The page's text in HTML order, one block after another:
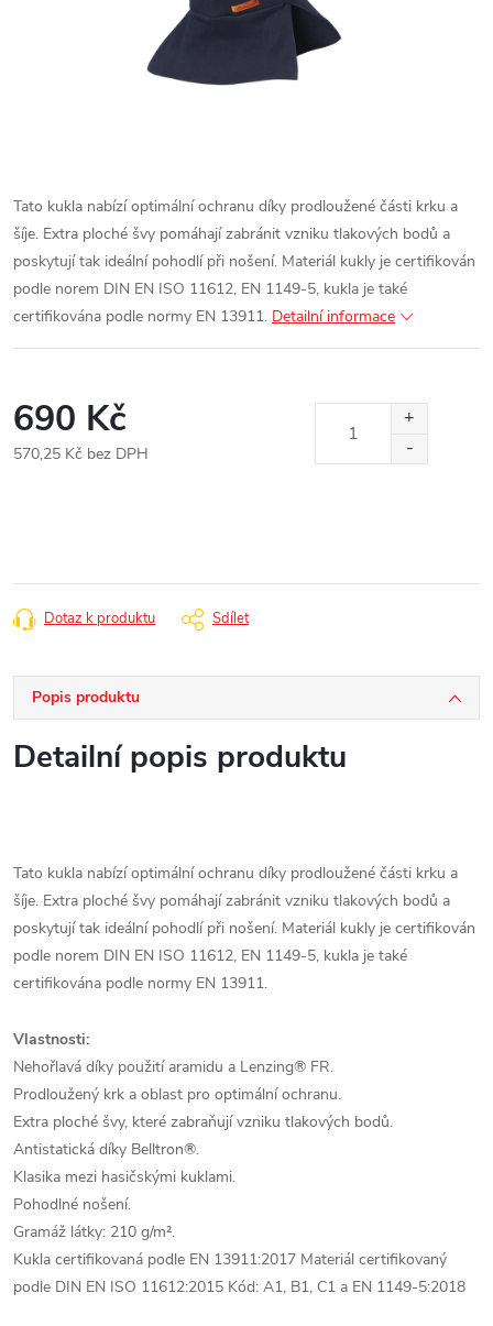
Tato kukla nabízí optimální ochranu díky prodloužené části krku a
šíje. Extra ploché švy pomáhají zabránit vzniku tlakových bodů a
poskytují tak ideální pohodlí při nošení. Materiál kukly je certifikován
podle norem DIN EN ISO 11612, EN 1149-5, kukla je také
certifikována podle normy EN 13911. Detailní informace
690 Kč
570,25 Kč bez DPH
Dotaz k produktu Sdílet
Popis produktu
Detailní popis produktu
Tato kukla nabízí optimální ochranu díky prodloužené části krku a
šíje. Extra ploché švy pomáhají zabránit vzniku tlakových bodů a
poskytují tak ideální pohodlí při nošení. Materiál kukly je certifikován
podle norem DIN EN ISO 11612, EN 1149-5, kukla je také
certifikována podle normy EN 13911.
Vlastnosti:
Nehořlavá díky použití aramidu a Lenzing® FR.
Prodloužený krk a oblast pro optimální ochranu.
Extra ploché švy, které zabraňují vzniku tlakových bodů.
Antistatická díky Belltron®.
Klasika mezi hasičskými kuklami.
Pohodlné nošení.
Gramáž látky: 210 g/m².
Kukla certifikovaná podle EN 13911:2017 Materiál certifikovaný
podle DIN EN ISO 11612:2015 Kód: A1, B1, C1 a EN 1149-5:2018